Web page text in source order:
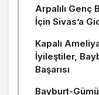
Arpalılı
İçin Sivas’a
Kapalı
İyileştiler,
Başarısı
Bayburt-